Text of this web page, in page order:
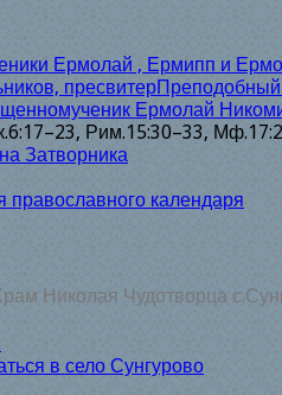
Ермолай , Ермипп и
пресвитер
Ермолай
Рим.15:30–33,
Затворника
православного календаря
Николая Чудотворца
в село Сунгурово